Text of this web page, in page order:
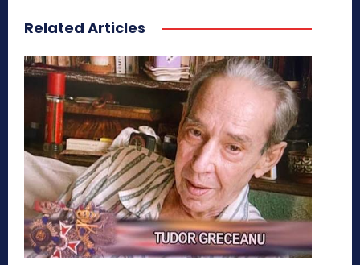
Related Articles